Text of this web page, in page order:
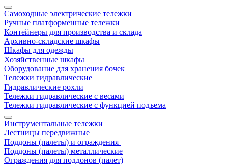
Самоходные электрические тележки
Ручные платформенные тележки
Контейнеры для производства и склада
Архивно-складские шкафы
Шкафы для одежды
Хозяйственные шкафы
Оборудование для хранения бочек
Тележки гидравлические
Гидравлические рохли
Тележки гидравлические с весами
Тележки гидравлические с функцией подъема
Инструментальные тележки
Лестницы передвижные
Поддоны (палеты) и ограждения
Поддоны (палеты) металлические
Ограждения для поддонов (палет)